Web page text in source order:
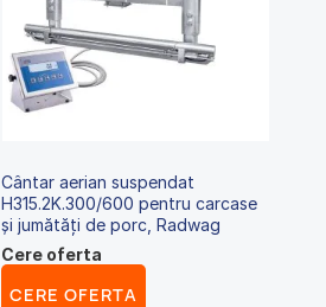
Cântar aerian suspendat
H315.2K.300/600 pentru carcase
și jumătăți de porc, Radwag
Cere oferta
CERE OFERTA